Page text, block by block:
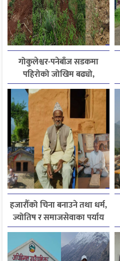
गोकुलेश्वर-पनेबाँज सडकमा
पहिरोको जोखिम बढ्यो,
स्थानीयले मागे तत्काल पर्खाल
निर्माण
हजारौँको चिना बनाउने तथा धर्म,
ज्योतिष र समाजसेवाका पर्याय
धनदेव जोशी अब स्मृतिमा